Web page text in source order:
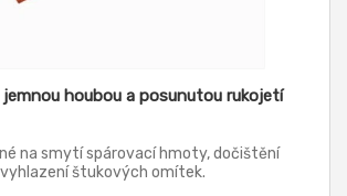
jemnou houbou a posunutou rukojetí
na smytí spárovací hmoty, dočištění
štukových omítek.